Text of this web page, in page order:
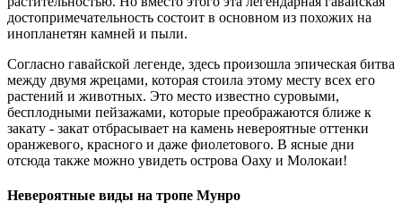
достопримечательность состоит в основном из похожих на
инопланетян камней и пыли.
Согласно гавайской легенде, здесь произошла эпическая битва
между двумя жрецами, которая стоила этому месту всех его
растений и животных. Это место известно суровыми,
бесплодными пейзажами, которые преображаются ближе к
закату - закат отбрасывает на камень невероятные оттенки
оранжевого, красного и даже фиолетового. В ясные дни
отсюда также можно увидеть острова Оаху и Молокаи!
Невероятные виды на тропе Мунро